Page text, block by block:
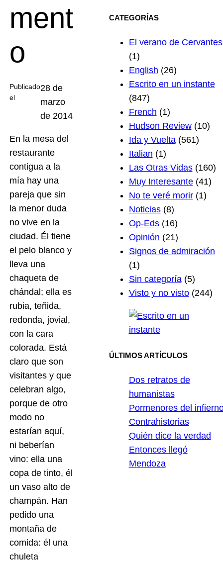
ment
o
Publicado
el
28 de
marzo
de 2014
En la mesa del
restaurante
contigua a la
mía hay una
pareja que sin
la menor duda
no vive en la
ciudad. Él tiene
el pelo blanco y
lleva una
chaqueta de
chándal; ella es
rubia, teñida,
redonda, jovial,
con la cara
colorada. Está
claro que son
visitantes y que
celebran algo,
porque de otro
modo no
estarían aquí,
ni beberían
vino: ella una
copa de tinto, él
un vaso alto de
champán. Han
pedido una
montaña de
comida: él una
chuleta
CATEGORÍAS
El verano de Cervantes
(1)
English (26)
Escrito en un instante
(847)
French (1)
Hudson Review(10)
Ida y Vuelta(561)
Italian (1)
Las Otras Vidas(160)
Muy Interesante(41)
No te veré morir(1)
Noticias(8)
Op-Eds(16)
Opinión (21)
Signos de admiración
(1)
Sin categoría(5)
Visto y no visto(244)
ÚLTIMOS ARTÍCULOS
Dos retratos de
humanistas
Pormenores del
Contrahistorias
Quién dice la verdad
Entonces llegó
Mendoza